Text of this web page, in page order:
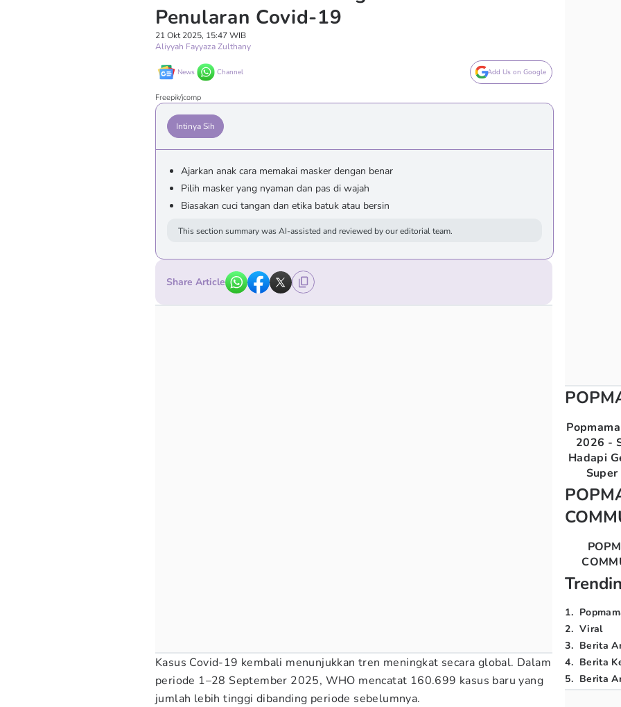
Penularan Covid-19
21 Okt 2025, 15:47 WIB
Aliyyah Fayyaza Zulthany
News Channel Add Us on Google
Freepik/jcomp
Intinya Sih
Ajarkan anak cara memakai masker dengan benar
Pilih masker yang nyaman dan pas di wajah
Biasakan cuci tangan dan etika batuk atau bersin
This section summary was AI-assisted and reviewed by our editorial team.
Share Article
Kasus Covid-19 kembali menunjukkan tren meningkat secara global. Dalam
periode 1–28 September 2025, WHO mencatat 160.699 kasus baru yang
jumlah lebih tinggi dibanding periode sebelumnya.
2026 -
Hadapi
1.
2. Viral
3. Berita
4. Berita
5. Berita